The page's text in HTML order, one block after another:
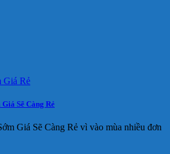
Sẽ Càng Rẻ
Giá Sẽ Càng Rẻ vì vào mùa nhiều đơn